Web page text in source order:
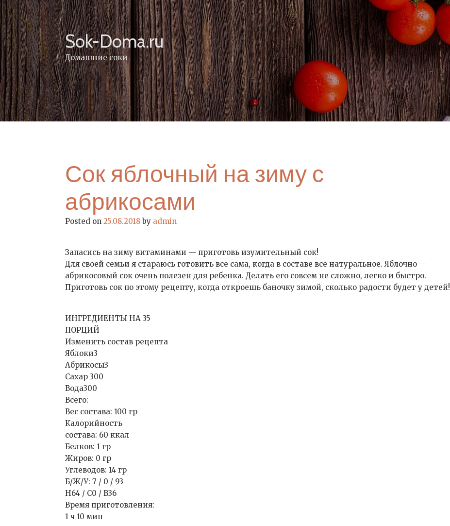
Skip
to
content
Sok-Doma.ru
Домашние соки
Сок яблочный на зиму с
абрикосами
Posted on25.08.2018by admin
Запасись на зиму витаминами — приготовь изумительный сок!
Для своей семьи я стараюсь готовить все сама, когда в составе все натуральное. Яблочно —
абрикосовый сок очень полезен для ребенка. Делать его совсем не сложно, легко и быстро.
Приготовь сок по этому рецепту, когда откроешь баночку зимой, сколько радости будет у детей!
ИНГРЕДИЕНТЫ НА 35
ПОРЦИЙ
Изменить состав рецепта
Яблоки3
Абрикосы3
Сахар 300
Вода300
Всего:
Вес состава: 100 гр
Калорийность
состава: 60 ккал
Белков: 1 гр
Жиров: 0 гр
Углеводов: 14 гр
Б/Ж/У: 7 / 0 / 93
Н64 / С0 / В36
Время приготовления:
1 ч 10 мин